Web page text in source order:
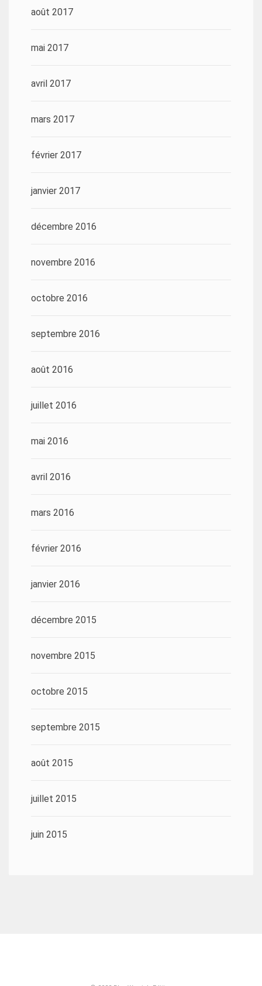
août 2017
mai 2017
avril 2017
mars 2017
février 2017
janvier 2017
décembre 2016
novembre 2016
octobre 2016
septembre 2016
août 2016
juillet 2016
mai 2016
avril 2016
mars 2016
février 2016
janvier 2016
décembre 2015
novembre 2015
octobre 2015
septembre 2015
août 2015
juillet 2015
juin 2015